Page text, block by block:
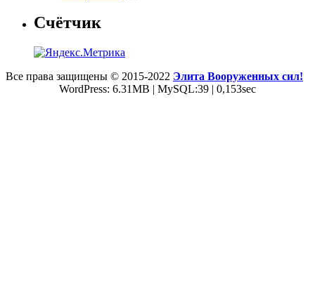
Счётчик
Все права защищены © 2015-2022 Элита Вооруженных сил!
WordPress: 6.31MB | MySQL:39 | 0,153sec